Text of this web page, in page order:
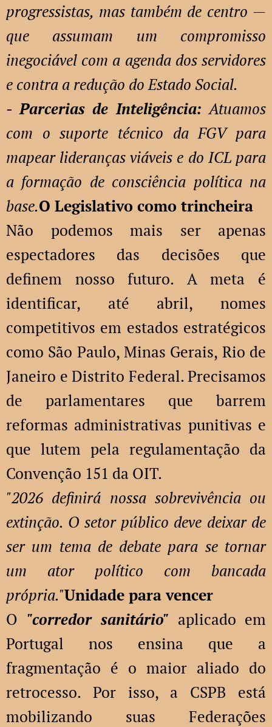
progressistas, mas também de centro —
que assumam um compromisso
inegociável com a agenda dos servidores
e contra a redução do Estado Social.
- Parcerias de Inteligência: Atuamos
com o suporte técnico da FGV para
mapear lideranças viáveis e do ICL para
a formação de consciência política na
base.O Legislativo como trincheira
Não podemos mais ser apenas
espectadores das decisões que
definem nosso futuro. A meta é
identificar, até abril, nomes
competitivos em estados estratégicos
como São Paulo, Minas Gerais, Rio de
Janeiro e Distrito Federal. Precisamos
de parlamentares que barrem
reformas administrativas punitivas e
que lutem pela regulamentação da
Convenção 151 da OIT.
"2026 definirá nossa sobrevivência ou
extinção. O setor público deve deixar de
ser um tema de debate para se tornar
um ator político com bancada
própria."Unidade para vencer
O "corredor sanitário" aplicado em
Portugal nos ensina que a
fragmentação é o maior aliado do
retrocesso. Por isso, a CSPB está
mobilizando suas Federações